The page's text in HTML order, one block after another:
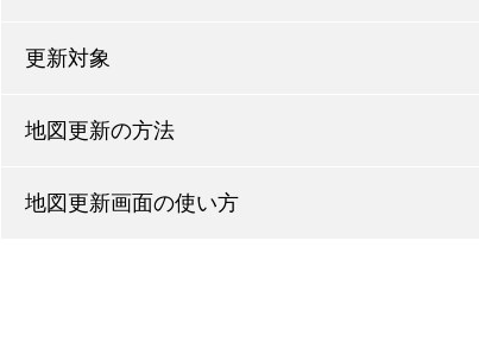
更新対象
地図更新の方法
地図更新画面の使い方